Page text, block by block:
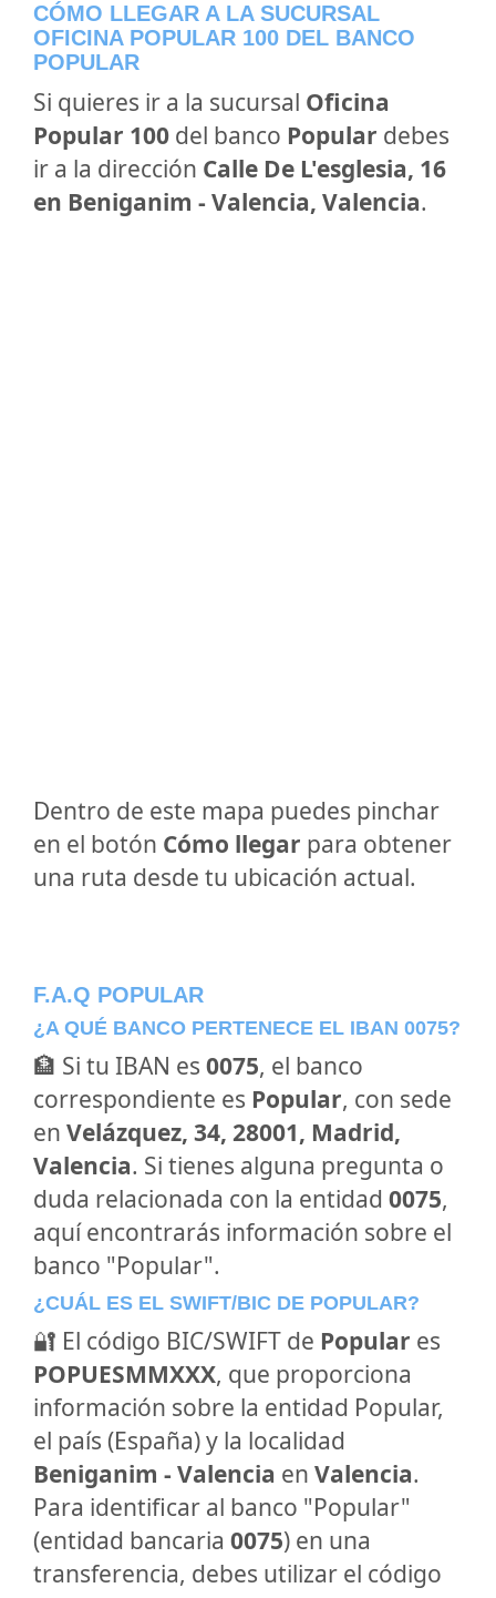
CÓMO LLEGAR A LA SUCURSAL
OFICINA POPULAR 100 DEL BANCO
POPULAR
Si quieres ir a la sucursal Oficina
Popular 100 del banco Popular debes
ir a la dirección Calle De L'esglesia, 16
en Beniganim - Valencia, Valencia.
Dentro de este mapa puedes pinchar
en el botón Cómo llegar para obtener
una ruta desde tu ubicación actual.
F.A.Q POPULAR
¿A QUÉ BANCO PERTENECE EL IBAN 0075?
🏦 Si tu IBAN es 0075, el banco
correspondiente es Popular, con sede
en Velázquez, 34, 28001, Madrid,
Valencia. Si tienes alguna pregunta o
duda relacionada con la entidad 0075,
aquí encontrarás información sobre el
banco "Popular".
¿CUÁL ES EL SWIFT/BIC DE POPULAR?
🔐 El código BIC/SWIFT de Popular es
POPUESMMXXX, que proporciona
información sobre la entidad Popular,
el país (España) y la localidad
Beniganim - Valencia en Valencia.
Para identificar al banco "Popular"
(entidad bancaria 0075) en una
transferencia, debes utilizar el código